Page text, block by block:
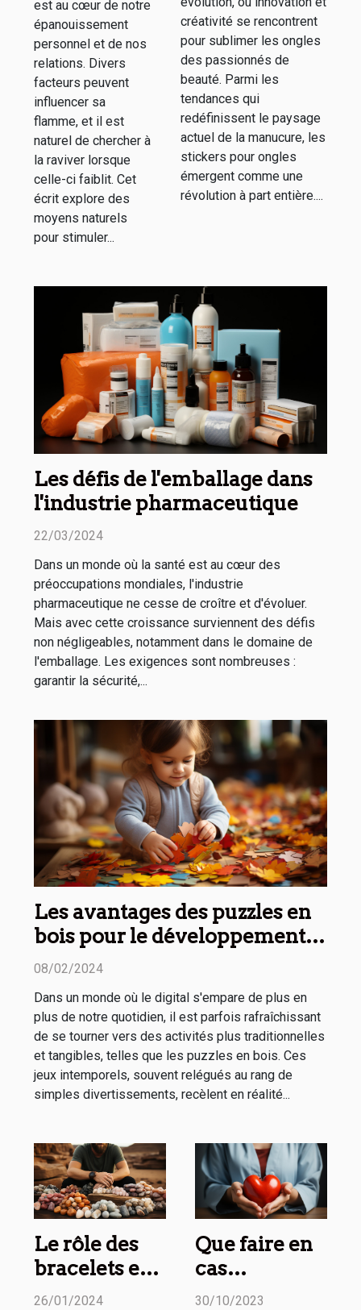
libido
est au cœur de notre
épanouissement
personnel et de nos
relations. Divers
facteurs peuvent
influencer sa
flamme, et il est
naturel de chercher à
la raviver lorsque
celle-ci faiblit. Cet
écrit explore des
moyens naturels
pour stimuler...
créativité se rencontrent
pour sublimer les ongles
des passionnés de
beauté. Parmi les
tendances qui
redéfinissent le paysage
actuel de la manucure, les
stickers pour ongles
émergent comme une
révolution à part entière....
Les défis de l'emballage dans
l'industrie pharmaceutique
22/03/2024
Dans un monde où la santé est au cœur des
préoccupations mondiales, l'industrie
pharmaceutique ne cesse de croître et d'évoluer.
Mais avec cette croissance surviennent des défis
non négligeables, notamment dans le domaine de
l'emballage. Les exigences sont nombreuses :
garantir la sécurité,...
Les avantages des puzzles en
bois pour le développement
cognitif des enfants
08/02/2024
Dans un monde où le digital s'empare de plus en
plus de notre quotidien, il est parfois rafraîchissant
de se tourner vers des activités plus traditionnelles
et tangibles, telles que les puzzles en bois. Ces
jeux intemporels, souvent relégués au rang de
simples divertissements, recèlent en réalité...
Le rôle des
bracelets en
pierre
26/01/2024
Que faire en
cas
d’infarctus
30/10/2023